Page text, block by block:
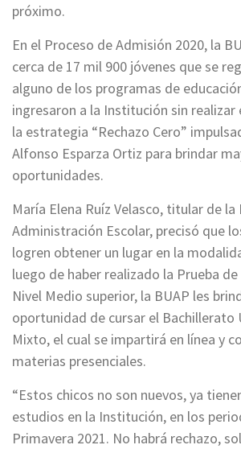
próximo.
En el Proceso de Admisión 2020, la
cerca de 17 mil 900 jóvenes que se
alguno de los programas de
ingresaron a la Institución sin realizar
la estrategia “Rechazo Cero”
Alfonso Esparza Ortiz para brindar
oportunidades.
María Elena Ruíz Velasco, titular de la
Administración Escolar, precisó que
logren obtener un lugar en la
luego de haber realizado la Prueba
Nivel Medio superior, la BUAP les
oportunidad de cursar el Bachillerato
Mixto, el cual se impartirá en línea y
materias presenciales.
“Estos chicos no son nuevos, ya
estudios en la Institución, en los
Primavera 2021. No habrá rechazo,